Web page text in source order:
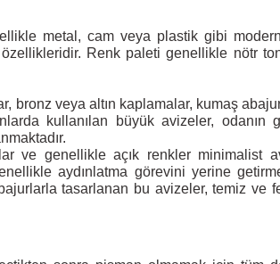
metal, cam veya plastik gibi
Renk paleti genellikle nötr
bronz veya altın kaplamalar, kumaş
kullanılan büyük avizeler, odanın
ve genellikle açık renkler minimalist
aydınlatma görevini yerine
tasarlanan bu avizeler, temiz ve